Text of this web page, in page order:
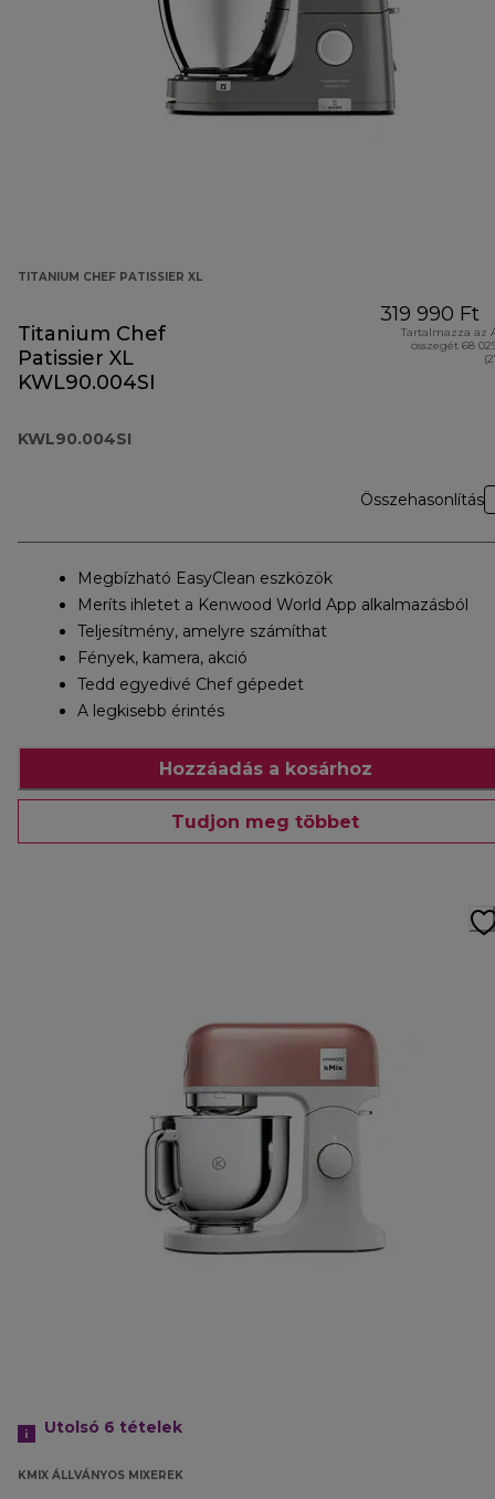
TITANIUM CHEF PATISSIER XL
Titanium Chef
Patissier XL
KWL90.004SI
KWL90.004SI
319 990 Ft
Tartalmazza az
összegét 68
Összehasonlítás
Megbízható EasyClean eszközök
Meríts ihletet a Kenwood World App alkalmazásból
Teljesítmény, amelyre számíthat
Fények, kamera, akció
Tedd egyedivé Chef gépedet
A legkisebb érintés
Hozzáadás a kosárhoz
Tudjon meg többet
Utolsó 6 tételek
KMIX ÁLLVÁNYOS MIXEREK